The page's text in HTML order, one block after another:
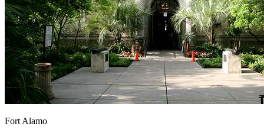
Fort Alamo